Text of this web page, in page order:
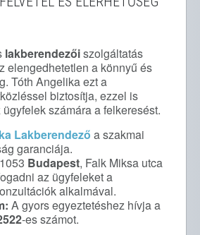
lakberendezőiszolgáltatás
elengedhetetlen a könnyű és
Tóth Angelika ezt a
biztosítja, ezzel is
számára a felkeresést.
Lakberendező a szakmai
garanciája.
1053 Budapest, Falk Miksa utca
az ügyfeleket a
alkalmával.
A gyors egyeztetéshez hívja a
-es számot.